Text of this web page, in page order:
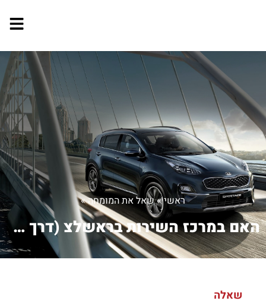
ראשי»שאל את המומחה»
האם במרכז השירות בראשלצ (דרך המכבים 4...
שאלה